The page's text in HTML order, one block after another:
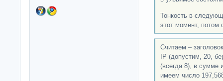
Тонкость в
этот момент, потом
Считаем –
IP (допустим, 20,
(всегда 8), в сумме
имеем число